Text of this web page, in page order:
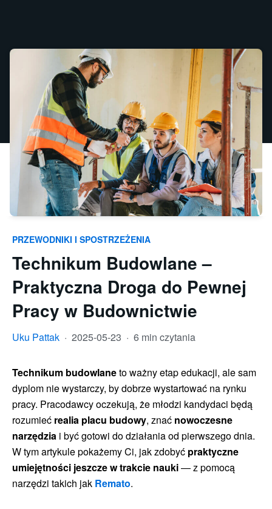
PRZEWODNIKI I SPOSTRZEŻENIA
Technikum Budowlane –
Praktyczna Droga do Pewnej
Pracy w Budownictwie
Uku Pattak · 2025-05-23 · 6 min czytania
Technikum budowlaneto ważny etap edukacji, ale sam
dyplom nie wystarczy, by dobrze wystartować na rynku
pracy. Pracodawcy oczekują, że młodzi kandydaci będą
rozumieć realia placu budowy, znać nowoczesne
narzędzia i być gotowi do działania od pierwszego dnia.
W tym artykule pokażemy Ci, jak zdobyć praktyczne
umiejętności jeszcze w trakcie nauki— z pomocą
narzędzi takich jak Remato.